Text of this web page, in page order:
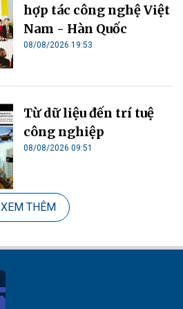
hợp tác công nghệ Việt
Nam - Hàn Quốc
08/08/2026 19:53
Từ dữ liệu đến trí tuệ
công nghiệp
08/08/2026 09:51
XEM THÊM